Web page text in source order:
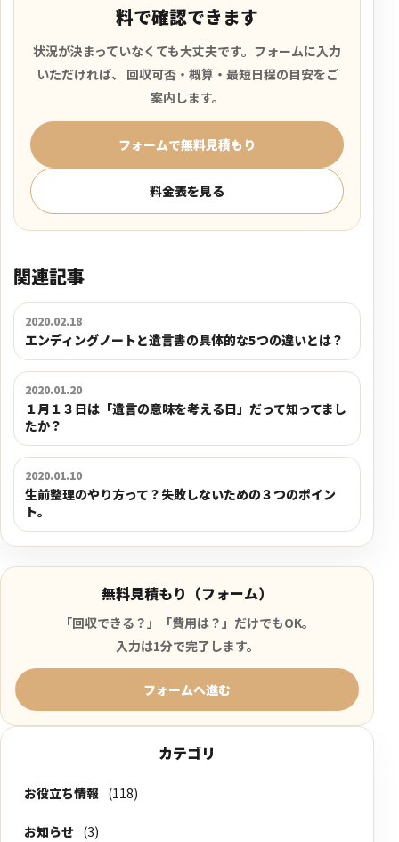
料で確認できます
状況が決まっていなくても大丈夫です。フォームに入力
いただければ、 回収可否・概算・最短日程の目安をご
案内します。
フォームで無料見積もり
料金表を見る
関連記事
2020.02.18
エンディングノートと遺言書の具体的な5つの違いとは？
2020.01.20
１月１３日は「遺言の意味を考える日」だって知ってまし
たか？
2020.01.10
生前整理のやり方って？失敗しないための３つのポイン
ト。
無料見積もり（フォーム）
「回収できる？」「費用は？」だけでもOK。
入力は1分で完了します。
フォームへ進む
カテゴリ
お役立ち情報 (118)
お知らせ (3)